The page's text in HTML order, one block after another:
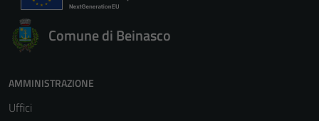
Comune di Beinasco
AMMINISTRAZIONE
Uffici